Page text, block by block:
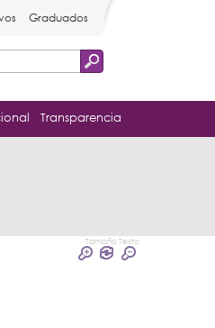
Graduados
Transparencia
Tamaño Texto